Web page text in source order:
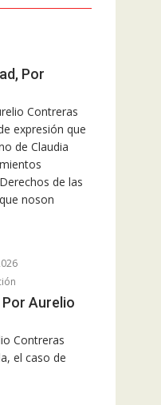
Por
Contreras
expresión que
de Claudia
de las
noson
Aurelio
Contreras
el caso de